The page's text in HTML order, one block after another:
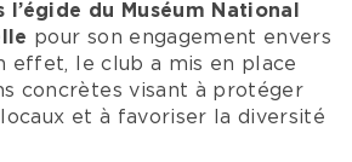
du Muséum National
pour son engagement envers
effet, le club a mis en place
concrètes visant à protéger
locaux et à favoriser la diversité